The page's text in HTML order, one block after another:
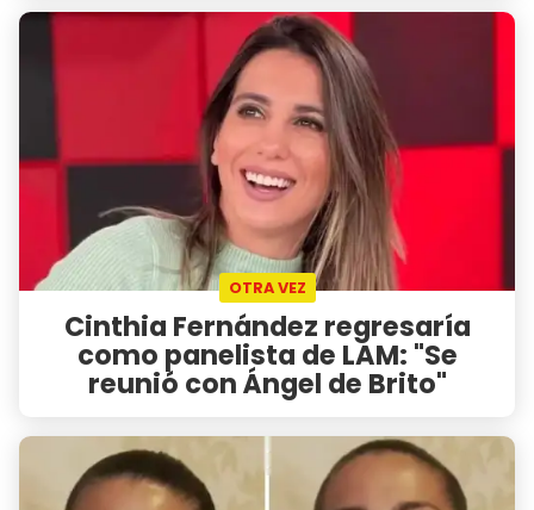
OTRA VEZ
Cinthia Fernández regresaría
como panelista de LAM: "Se
reunió con Ángel de Brito"